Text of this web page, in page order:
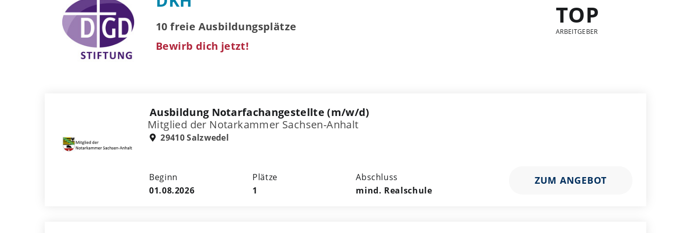
10 freie Ausbildungsplätze
Bewirb dich jetzt!
TOP
ARBEITGEBER
Ausbildung Notarfachangestellte (m/w/d)
Mitglied der Notarkammer Sachsen-Anhalt
29410 Salzwedel
Beginn
01.08.2026
Plätze
1
Abschluss
mind. Realschule
ZUM ANGEBOT